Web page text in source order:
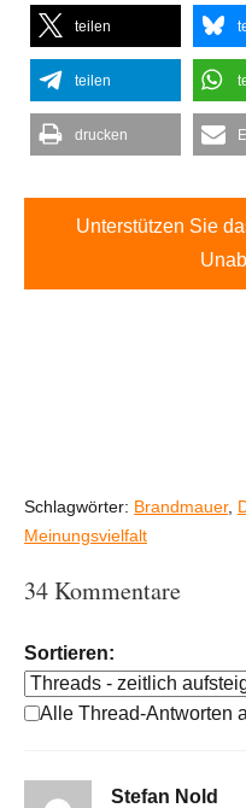
teilen
teilen
drucken
Unterstützen Sie
Schlagwörter: Brandmauer,
Meinungsvielfalt
34 Kommentare
Sortieren:
Alle Thread-Antworten
Stefan Nold